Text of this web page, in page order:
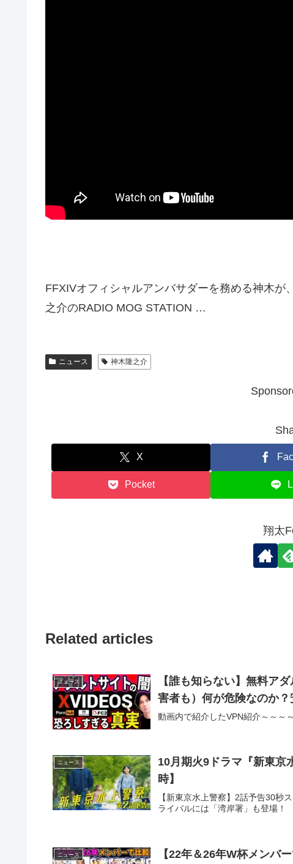
FFXIVオフィシャルアンバサダーを務める神木
之介のRADIO MOG STATION …
ニュース 神木隆之介
X
Pocket
翔太
Related articles
ニュース
【誰も知らない】無料ア
害者も）何が危険なのか？
動画内で紹介したVPN紹介～～～
ニュース
10月期火9ドラマ『新東京
時】
【新東京水上警察】2話予告30秒
ライバルには「湾岸署」も登場！
ニュース
【22年＆26年W杯メンバ